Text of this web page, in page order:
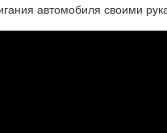
автомобиля своими